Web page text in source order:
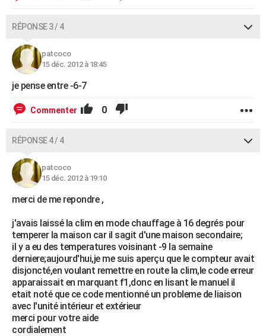
RÉPONSE 3 / 4
patcoco
15 déc. 2012 à 18:45
je pense entre -6-7
Commenter 0
RÉPONSE 4 / 4
patcoco
15 déc. 2012 à 19:10
merci de me repondre ,
j'avais laissé la clim en mode chauffage à 16 degrés pour
temperer la maison car il sagit d'une maison secondaire;
il y a eu des temperatures voisinant -9 la semaine
derniere;aujourd'hui,je me suis aperçu que le compteur avait
disjoncté,en voulant remettre en route la clim,le code erreur
apparaissait en marquant f1,donc en lisant le manuel il
etait noté que ce code mentionné un probleme de liaison
avec l'unité intérieur et extérieur
merci pour votre aide
cordialement